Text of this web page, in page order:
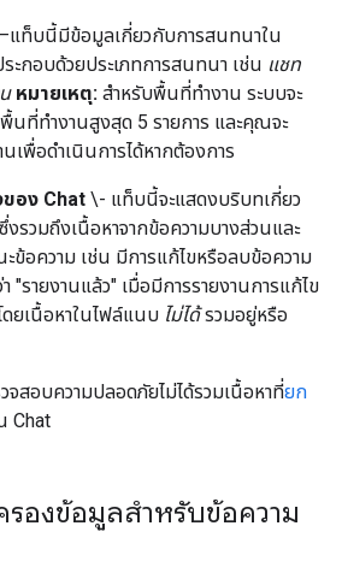
แท็บนี้มีข้อมูลเกี่ยวกับการสนทนาใน
ระกอบด้วยประเภทการสนทนา เช่น แชท
หมายเหตุ: สำหรับพื้นที่ทำงาน ระบบจะ
นที่ทำงานสูงสุด 5 รายการ และคุณจะ
พื่อดำเนินการได้หากต้องการ
อง Chat \- แท็บนี้จะแสดงบริบทเกี่ยว
รวมถึงเนื้อหาจากข้อความบางส่วนและ
ะข้อความ เช่น มีการแก้ไขหรือลบข้อความ
"รายงานแล้ว" เมื่อมีการรายงานการแก้ไข
ยเนื้อหาในไฟล์แนบ ไม่ได้รวมอยู่หรือ
จสอบความปลอดภัยไม่ได้รวมเนื้อหาที่ยก
Chat
รองข้อมูลสำหรับข้อความ